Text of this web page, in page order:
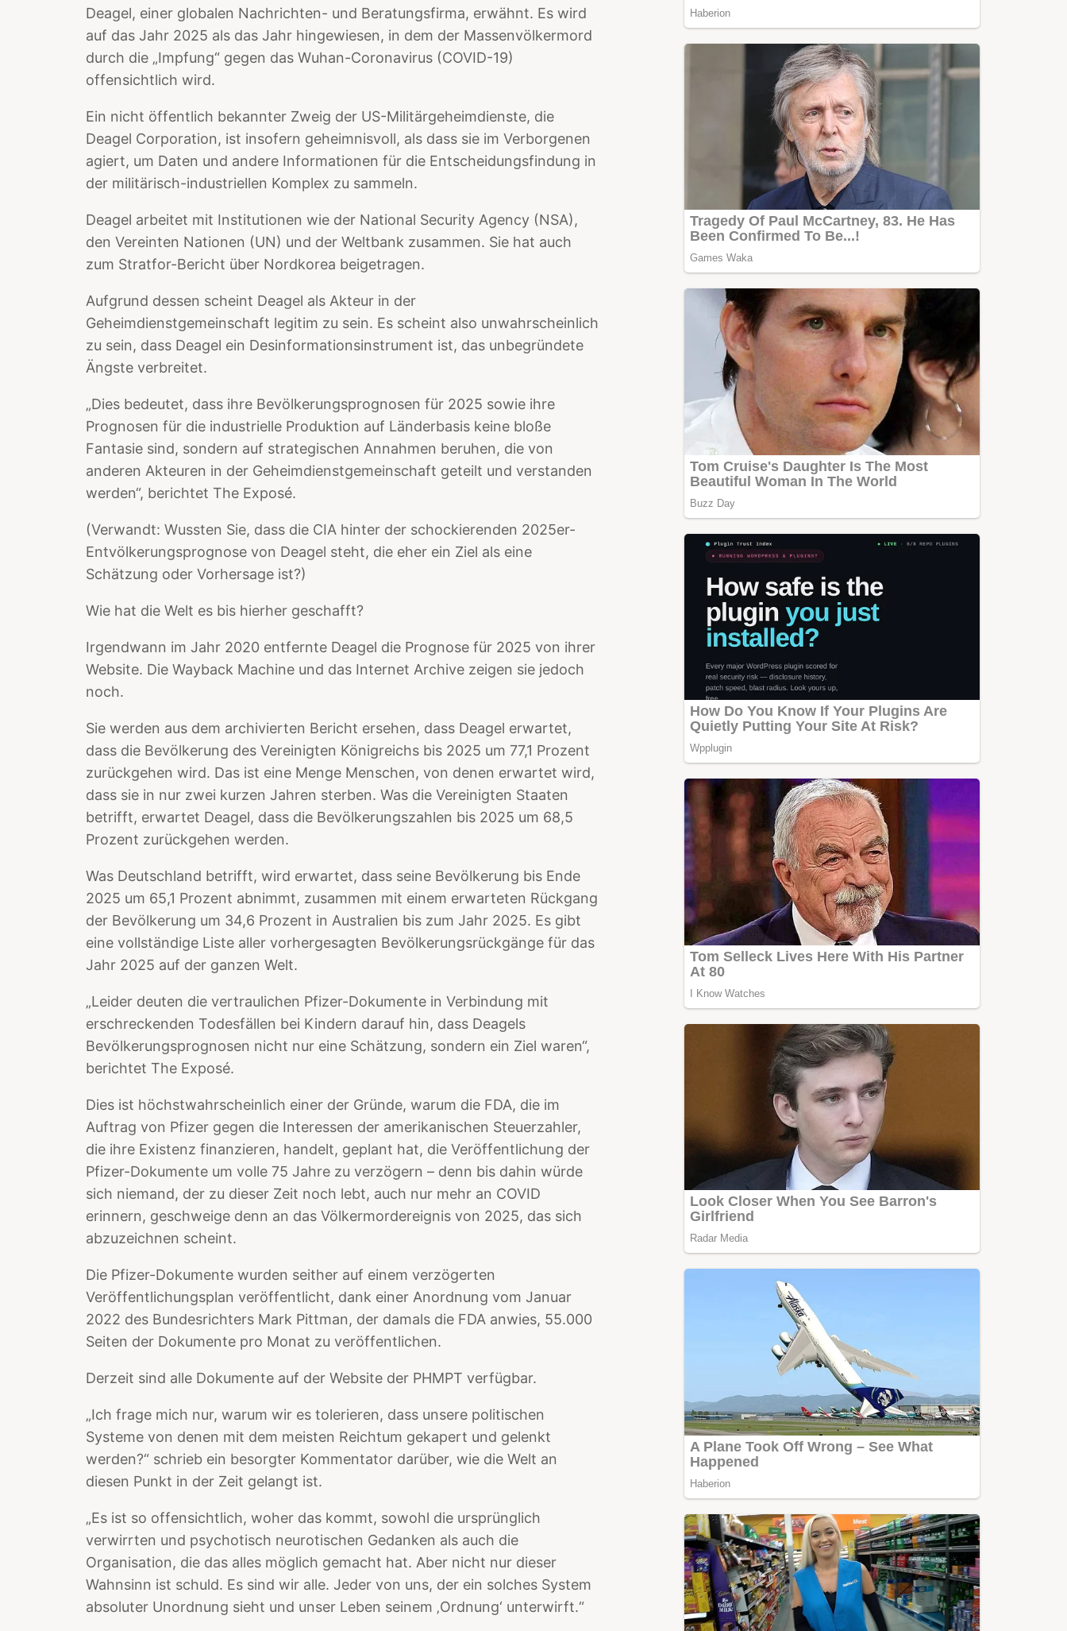
Deagel, einer globalen Nachrichten- und Beratungsfirma, erwähnt. Es wird
auf das Jahr 2025 als das Jahr hingewiesen, in dem der Massenvölkermord
durch die „Impfung“ gegen das Wuhan-Coronavirus (COVID-19)
offensichtlich wird.
Ein nicht öffentlich bekannter Zweig der US-Militärgeheimdienste, die
Deagel Corporation, ist insofern geheimnisvoll, als dass sie im Verborgenen
agiert, um Daten und andere Informationen für die Entscheidungsfindung in
der militärisch-industriellen Komplex zu sammeln.
Deagel arbeitet mit Institutionen wie der National Security Agency (NSA),
den Vereinten Nationen (UN) und der Weltbank zusammen. Sie hat auch
zum Stratfor-Bericht über Nordkorea beigetragen.
Aufgrund dessen scheint Deagel als Akteur in der
Geheimdienstgemeinschaft legitim zu sein. Es scheint also unwahrscheinlich
zu sein, dass Deagel ein Desinformationsinstrument ist, das unbegründete
Ängste verbreitet.
„Dies bedeutet, dass ihre Bevölkerungsprognosen für 2025 sowie ihre
Prognosen für die industrielle Produktion auf Länderbasis keine bloße
Fantasie sind, sondern auf strategischen Annahmen beruhen, die von
anderen Akteuren in der Geheimdienstgemeinschaft geteilt und verstanden
werden“, berichtet The Exposé.
(Verwandt: Wussten Sie, dass die CIA hinter der schockierenden 2025er-
Entvölkerungsprognose von Deagel steht, die eher ein Ziel als eine
Schätzung oder Vorhersage ist?)
Wie hat die Welt es bis hierher geschafft?
Irgendwann im Jahr 2020 entfernte Deagel die Prognose für 2025 von ihrer
Website. Die Wayback Machine und das Internet Archive zeigen sie jedoch
noch.
Sie werden aus dem archivierten Bericht ersehen, dass Deagel erwartet,
dass die Bevölkerung des Vereinigten Königreichs bis 2025 um 77,1 Prozent
zurückgehen wird. Das ist eine Menge Menschen, von denen erwartet wird,
dass sie in nur zwei kurzen Jahren sterben. Was die Vereinigten Staaten
betrifft, erwartet Deagel, dass die Bevölkerungszahlen bis 2025 um 68,5
Prozent zurückgehen werden.
Was Deutschland betrifft, wird erwartet, dass seine Bevölkerung bis Ende
2025 um 65,1 Prozent abnimmt, zusammen mit einem erwarteten Rückgang
der Bevölkerung um 34,6 Prozent in Australien bis zum Jahr 2025. Es gibt
eine vollständige Liste aller vorhergesagten Bevölkerungsrückgänge für das
Jahr 2025 auf der ganzen Welt.
„Leider deuten die vertraulichen Pfizer-Dokumente in Verbindung mit
erschreckenden Todesfällen bei Kindern darauf hin, dass Deagels
Bevölkerungsprognosen nicht nur eine Schätzung, sondern ein Ziel waren“,
berichtet The Exposé.
Dies ist höchstwahrscheinlich einer der Gründe, warum die FDA, die im
Auftrag von Pfizer gegen die Interessen der amerikanischen Steuerzahler,
die ihre Existenz finanzieren, handelt, geplant hat, die Veröffentlichung der
Pfizer-Dokumente um volle 75 Jahre zu verzögern – denn bis dahin würde
sich niemand, der zu dieser Zeit noch lebt, auch nur mehr an COVID
erinnern, geschweige denn an das Völkermordereignis von 2025, das sich
abzuzeichnen scheint.
Die Pfizer-Dokumente wurden seither auf einem verzögerten
Veröffentlichungsplan veröffentlicht, dank einer Anordnung vom Januar
2022 des Bundesrichters Mark Pittman, der damals die FDA anwies, 55.000
Seiten der Dokumente pro Monat zu veröffentlichen.
Derzeit sind alle Dokumente auf der Website der PHMPT verfügbar.
„Ich frage mich nur, warum wir es tolerieren, dass unsere politischen
Systeme von denen mit dem meisten Reichtum gekapert und gelenkt
werden?“ schrieb ein besorgter Kommentator darüber, wie die Welt an
diesen Punkt in der Zeit gelangt ist.
„Es ist so offensichtlich, woher das kommt, sowohl die ursprünglich
verwirrten und psychotisch neurotischen Gedanken als auch die
Organisation, die das alles möglich gemacht hat. Aber nicht nur dieser
Wahnsinn ist schuld. Es sind wir alle. Jeder von uns, der ein solches System
absoluter Unordnung sieht und unser Leben seinem ‚Ordnung‘ unterwirft.“